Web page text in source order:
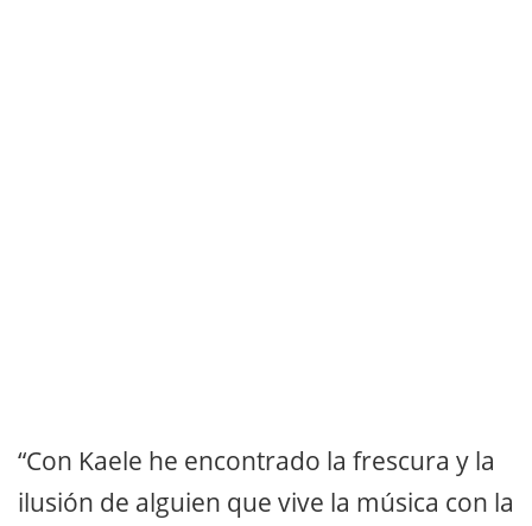
“Con Kaele he encontrado la frescura y la
ilusión de alguien que vive la música con la